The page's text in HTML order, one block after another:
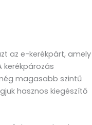
az e-kerékpárt, amely
kerékpározás
magasabb szintű
hasznos kiegészítő